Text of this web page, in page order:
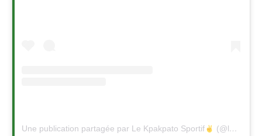
Une publication partagée par Le Kpakpato Sportif (@lekpakpatosportif)